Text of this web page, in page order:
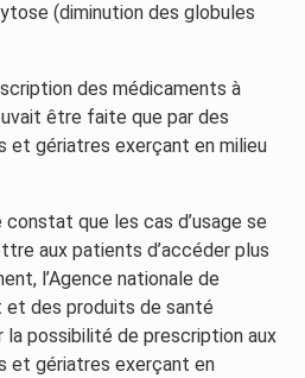
(diminution des globules
des médicaments à
être faite que par des
et gériatres exerçant en milieu
que les cas d’usage se
aux patients d’accéder plus
l’Agence nationale de
des produits de santé
la possibilité de prescription aux
et gériatres exerçant en